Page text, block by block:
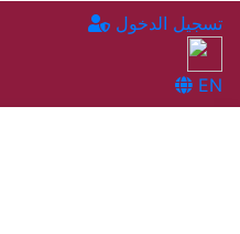
تسجيل الدخول
EN